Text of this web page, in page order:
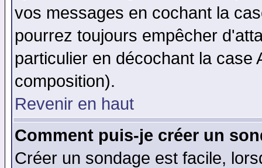
vos messages en cochant la
pourrez toujours empêcher
particulier en décochant la
composition).
Revenir en haut
Comment puis-je créer un
Créer un sondage est facile,